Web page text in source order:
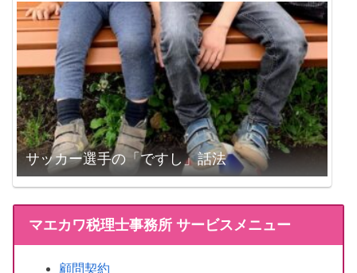
サッカー選手の「ですし」話法
マエカワ税理士事務所 サービスメニュー
顧問契約